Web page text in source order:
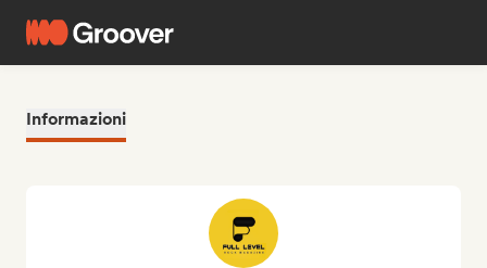
Informazioni